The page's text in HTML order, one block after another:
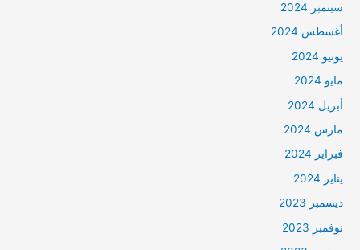
سبتمبر 2024
أغسطس 2024
يونيو 2024
مايو 2024
أبريل 2024
مارس 2024
فبراير 2024
يناير 2024
ديسمبر 2023
نوفمبر 2023